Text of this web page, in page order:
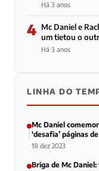
Há 3 anos
4 Mc Daniel e
um tietou o
Há 3 anos
LINHA DO
Mc Daniel
‘desafia’ páginas
18 dez 2023
Briga de Mc